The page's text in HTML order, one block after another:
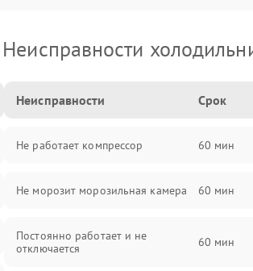
Неисправности
Неисправности Срок
Не работает компрессор 60 мин
Не морозит морозильная камера 60 мин
Постоянно работает и не
отключается
60 мин